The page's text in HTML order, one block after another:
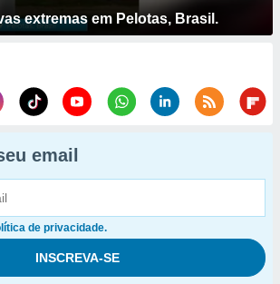
extremas em Pelotas, Brasil.
email
de privacidade.